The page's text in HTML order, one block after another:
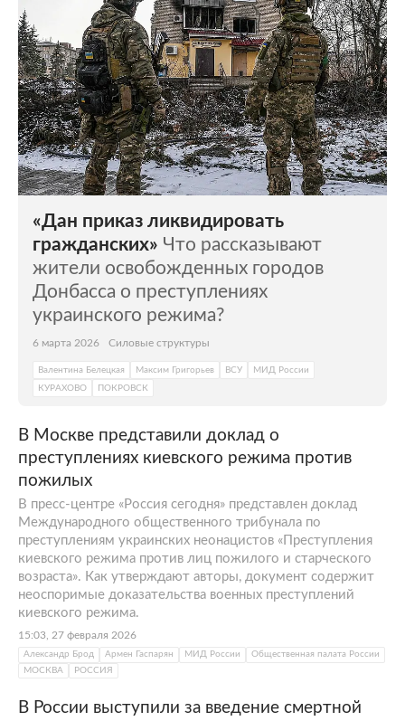
«Дан приказ ликвидировать
гражданских» Что рассказывают
жители освобожденных городов
Донбасса о преступлениях
украинского режима?
6 марта 2026 Силовые структуры
Валентина Белецкая Максим Григорьев ВСУ
МИД России
КУРАХОВО
ПОКРОВСК
В Москве представили доклад о
преступлениях киевского режима против
пожилых
В пресс-центре «Россия сегодня» представлен доклад
Международного общественного трибунала по
преступлениям украинских неонацистов «Преступления
киевского режима против лиц пожилого и старческого
возраста». Как утверждают авторы, документ содержит
неоспоримые доказательства военных преступлений
киевского режима.
15:03, 27 февраля 2026
Александр Брод Армен Гаспарян МИД России
Общественная палата России
МОСКВА
РОССИЯ
В России выступили за введение смертной